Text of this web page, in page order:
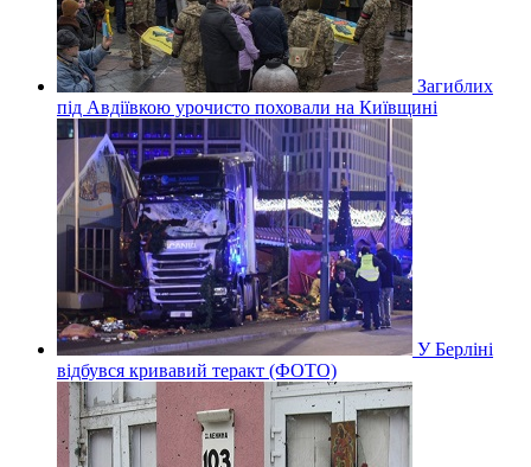
Загиблих
під Авдіївкою урочисто поховали на Київщині
У Берліні
відбувся кривавий теракт (ФОТО)